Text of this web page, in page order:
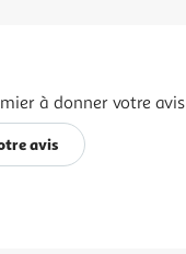
à donner votre avis
avis